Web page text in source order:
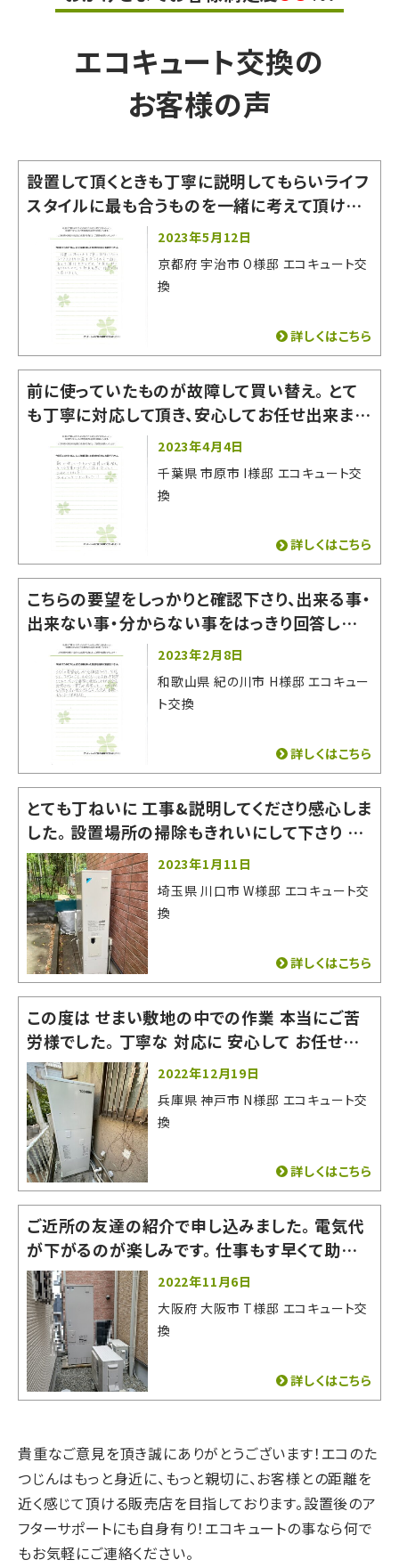
エコキュート交換の
お客様の声
設置して頂くときも丁寧に説明してもらいライフ
スタイルに最も合うものを一緒に考えて頂けた
からです。「お家の一部になるものなので」と熱
意を感じ信用できると思いました。
2023年5月12日
京都府 宇治市 O様邸 エコキュート交
換
詳しくはこちら
前に使っていたものが故障して買い替え。 とて
も丁寧に対応して頂き、安心してお任せ出来まし
た！ 有難うございました。2023年4月4日
千葉県 市原市 I様邸 エコキュート交
換
詳しくはこちら
こちらの要望をしっかりと確認下さり、出来る事・
出来ない事・分からない事をはっきり回答してく
ださったので非常に相談しやすかったです。 即答
出来ない質問や希望にもいいかげんな回答をそ
の場でされなかった為、お願いする事に決めまし
2023年2月8日
和歌山県 紀の川市 H様邸 エコキュー
ト交換
詳しくはこちら
とても丁ねいに 工事&説明してくださり感心しま
した。 設置場所の掃除もきれいにして下さり あ
りがたかったです。 とても良い会社でした。お世
話になりました。
2023年1月11日
埼玉県 川口市 W様邸 エコキュート交
換
詳しくはこちら
この度は せまい敷地の中での作業 本当にご苦
労様でした。 丁寧な 対応に 安心して お任せす
る事が できました。 またの機会がありましたら
よろしくお願いいたします。 有難うございました。
2022年12月19日
兵庫県 神戸市 N様邸 エコキュート交
換
詳しくはこちら
ご近所の友達の紹介で申し込みました。 電気代
が下がるのが楽しみです。 仕事もす早くて助かり
ました。
2022年11月6日
大阪府 大阪市 T様邸 エコキュート交
換
詳しくはこちら
貴重なご意見を頂き誠にありがとうございます！ エコのた
つじんはもっと身近に、もっと親切に、お客様との距離を
近く感じて頂ける販売店を目指しております。設置後のア
フターサポートにも自身有り！ エコキュートの事なら何で
もお気軽にご連絡ください。